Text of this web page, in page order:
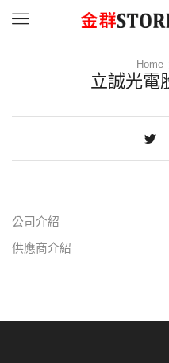
Menu
Home
立誠光電
公司介紹
供應商介紹